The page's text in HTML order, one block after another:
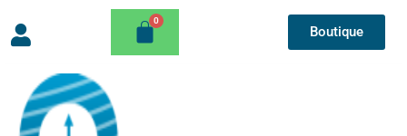
Boutique